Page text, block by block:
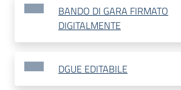
BANDO DI GARA FIRMATO
DIGITALMENTE
DGUE EDITABILE